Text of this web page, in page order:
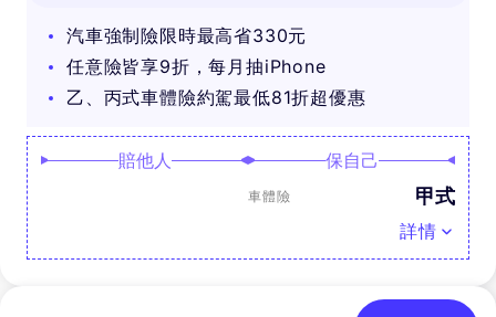
汽車強制險限時最高省330元
任意險皆享9折，每月抽iPhone
乙、丙式車體險約駕最低81折超優惠
賠他人 保自己
車體險 甲式
詳情